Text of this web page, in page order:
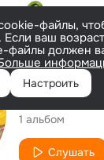
файлы,
ваш
файлы должен
Настроить
Исполнитель
Three
1 альбом
Слушать